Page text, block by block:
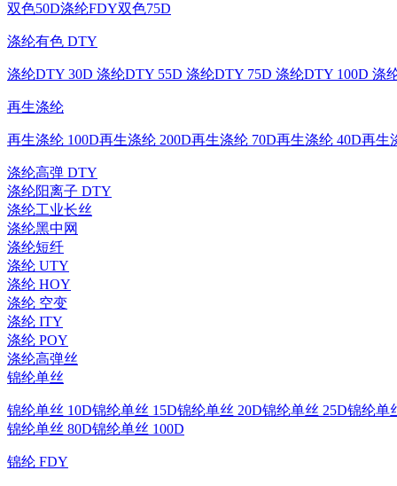
双色50D涤纶FDY双色75D
涤纶有色 DTY
涤纶DTY 30D 涤纶DTY 55D 涤纶DTY 75D 涤纶DTY 100D 涤
再生涤纶
再生涤纶 100D再生涤纶 200D再生涤纶 70D再生涤纶 40D再生
涤纶高弹 DTY
涤纶阳离子 DTY
涤纶工业长丝
涤纶黑中网
涤纶短纤
涤纶 UTY
涤纶 HOY
涤纶 空变
涤纶 ITY
涤纶 POY
涤纶高弹丝
锦纶单丝
锦纶单丝 10D锦纶单丝 15D锦纶单丝 20D锦纶单丝 25D锦纶单
锦纶单丝 80D锦纶单丝 100D
锦纶 FDY